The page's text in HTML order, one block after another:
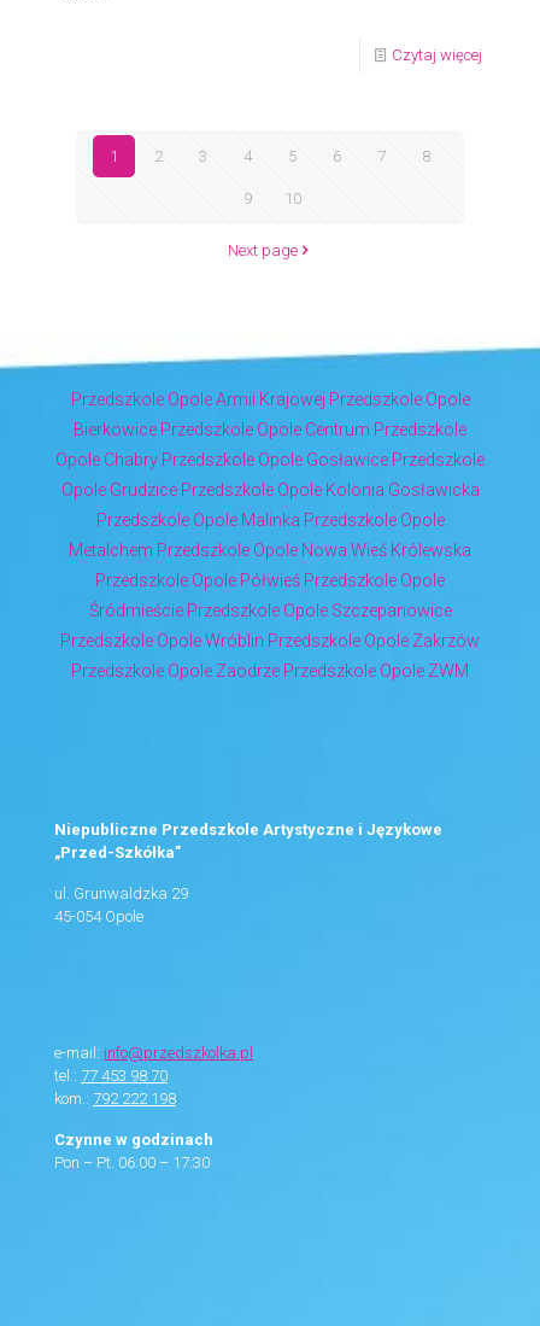
Czytaj więcej
1 2 3 4 5 6 7 8
9 10
Next page
Przedszkole Opole Armii Krajowej Przedszkole Opole
Bierkowice Przedszkole Opole Centrum Przedszkole
Opole Chabry Przedszkole Opole Gosławice Przedszkole
Opole Grudzice Przedszkole Opole Kolonia Gosławicka
Przedszkole Opole Malinka Przedszkole Opole
Metalchem Przedszkole Opole Nowa Wieś Królewska
Przedszkole Opole Półwieś Przedszkole Opole
Śródmieście Przedszkole Opole Szczepanowice
Przedszkole Opole Wróblin Przedszkole Opole Zakrzów
Przedszkole Opole Zaodrze Przedszkole Opole ZWM
Niepubliczne Przedszkole Artystyczne i Językowe
„Przed-Szkółka”
ul. Grunwaldzka 29
45-054 Opole
e-mail: info@przedszkolka.pl
tel.: 77 453 98 70
kom.: 792 222 198
Czynne w godzinach
Pon – Pt. 06:00 – 17:30